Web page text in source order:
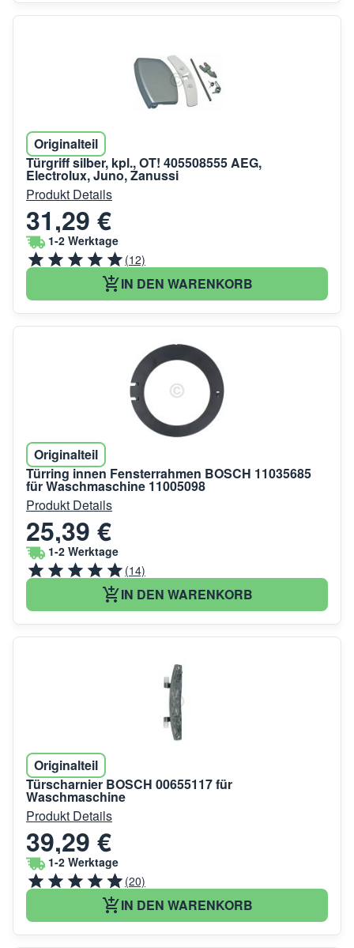
Originalteil
Türgriff silber, kpl., OT! 405508555 AEG,
Electrolux, Juno, Zanussi
Produkt Details
31,29 €
1-2 Werktage
(12)
IN DEN WARENKORB
Originalteil
Türring innen Fensterrahmen BOSCH 11035685
für Waschmaschine 11005098
Produkt Details
25,39 €
1-2 Werktage
(14)
IN DEN WARENKORB
Originalteil
Türscharnier BOSCH 00655117 für
Waschmaschine
Produkt Details
39,29 €
1-2 Werktage
(20)
IN DEN WARENKORB